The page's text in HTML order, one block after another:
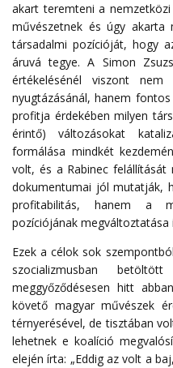
akart teremteni a
művészetnek és úgy akarta
társadalmi pozícióját, hogy
áruvá tegye. A Simon
értékelésénél viszont
nyugtázásánál, hanem
profitja érdekében milyen
érintő) változásokat
formálása mindkét
volt, és a Rabinec felállítását
dokumentumai jól mutatják,
profitabilitás, hanem a
pozíciójának megváltoztatása
Ezek a célok sok
szocializmusban
meggyőződésesen hitt
követő magyar művészek
térnyerésével, de tisztában
lehetnek e koalíció
elején írta: „Eddig az volt a